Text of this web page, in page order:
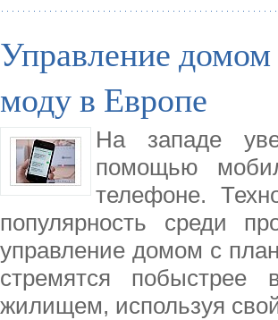
Управление
моду в Европе
На западе
помощью
телефоне.
популярность среди
управление домом с
стремятся побыстрее
жилищем, используя